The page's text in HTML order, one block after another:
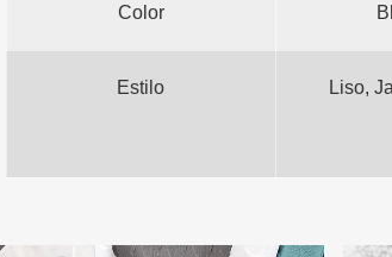
Color
Estilo
Liso,